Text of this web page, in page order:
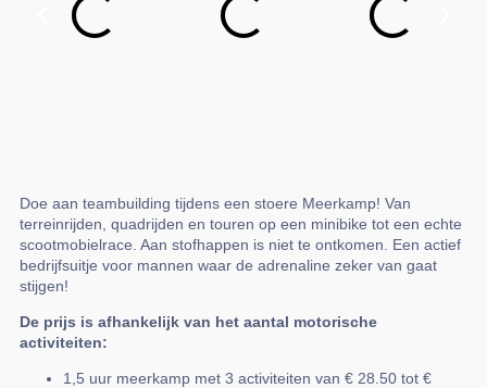
Doe aan teambuilding tijdens een stoere Meerkamp! Van
terreinrijden, quadrijden en touren op een minibike tot een echte
scootmobielrace. Aan stofhappen is niet te ontkomen. Een actief
bedrijfsuitje voor mannen waar de adrenaline zeker van gaat
stijgen!
De prijs is afhankelijk van het aantal motorische
activiteiten:
1,5 uur meerkamp met 3 activiteiten van € 28.50 tot €